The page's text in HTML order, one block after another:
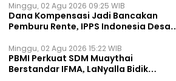
Minggu, 02 Agu 2026 09:25 WIB
Dana Kompensasi Jadi Bancakan
Pemburu Rente, IPPS Indonesia Desak
Permanen
Minggu, 02 Agu 2026 15:22 WIB
PBMI Perkuat SDM Muaythai
Berstandar IFMA, LaNyalla Bidik